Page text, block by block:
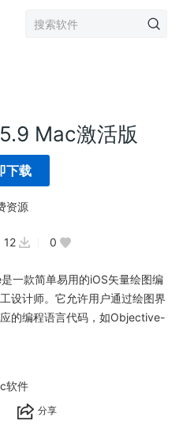
Mac激活版
下载
资源
12 0
一款简单易用的iOS矢量绘图编
设计师。它允许用户通过绘图界
的编程语言代码，如Objective-
软件
分享